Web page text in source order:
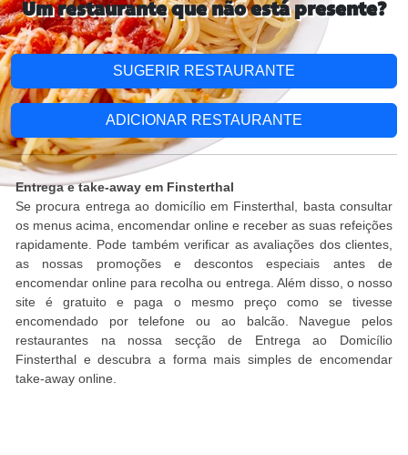
Um restaurante que não está presente?
SUGERIR RESTAURANTE
ADICIONAR RESTAURANTE
Entrega e take-away em Finsterthal
Se procura entrega ao domicílio em Finsterthal, basta consultar
os menus acima, encomendar online e receber as suas refeições
rapidamente. Pode também verificar as avaliações dos clientes,
as nossas promoções e descontos especiais antes de
encomendar online para recolha ou entrega. Além disso, o nosso
site é gratuito e paga o mesmo preço como se tivesse
encomendado por telefone ou ao balcão. Navegue pelos
restaurantes na nossa secção de Entrega ao Domicílio
Finsterthal e descubra a forma mais simples de encomendar
take-away online.